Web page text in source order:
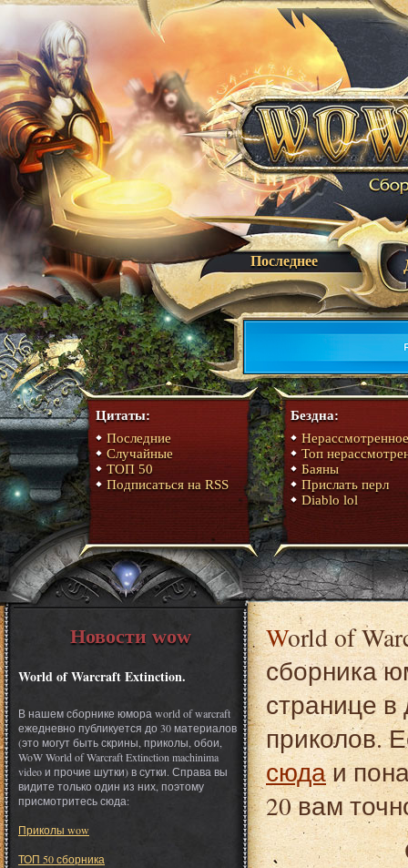
Последнее
Цитаты:
Последние
Случайные
ТОП 50
Подписаться на RSS
Бездна:
Нерассмотренное
Топ
Баяны
Прислать перл
Diablo lol
Новости wow
World of Warcraft Extinction.
В нашем сборнике юмора world of warcraft
ежедневно публикуется до 30 материалов
(это могут быть скрины, приколы, обои,
WoW World of Warcraft Extinction machinima
video и прочие шутки) в сутки. Справа вы
видите только один из них, поэтому
присмотритесь сюда:
Приколы wow
ТОП 50 сборника
World of Warcraft Extinction. Это один из материалов
сборника
странице в
приколов.
сюдаи
20 вам